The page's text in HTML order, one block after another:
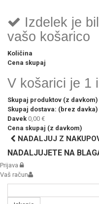
Izdelek je
vašo košarico
Količina
Cena skupaj
V košarici je 1
Skupaj produktov (z davkom)
Skupaj dostava: (brez davka)
Davek 0,00 €
Cena skupaj (z davkom)
NADALJUJ Z
NADALJUJETE NA
Prijava
Vaš račun